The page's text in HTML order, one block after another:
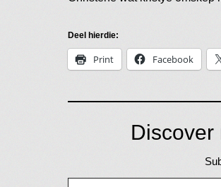
Deel hierdie:
Print Facebook
Discover
Type your email…